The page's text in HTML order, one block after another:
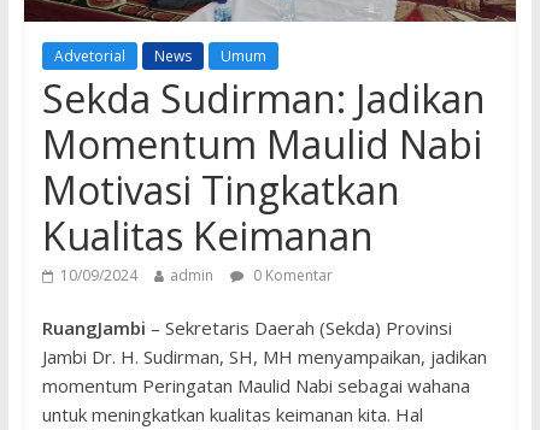
Advetorial News Umum
Sekda Sudirman: Jadikan
Momentum Maulid Nabi
Motivasi Tingkatkan
Kualitas Keimanan
10/09/2024 admin 0 Komentar
RuangJambi – Sekretaris Daerah (Sekda) Provinsi
Jambi Dr. H. Sudirman, SH, MH menyampaikan, jadikan
momentum Peringatan Maulid Nabi sebagai wahana
untuk meningkatkan kualitas keimanan kita. Hal